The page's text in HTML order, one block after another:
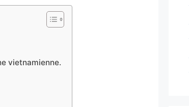
vietnamienne.